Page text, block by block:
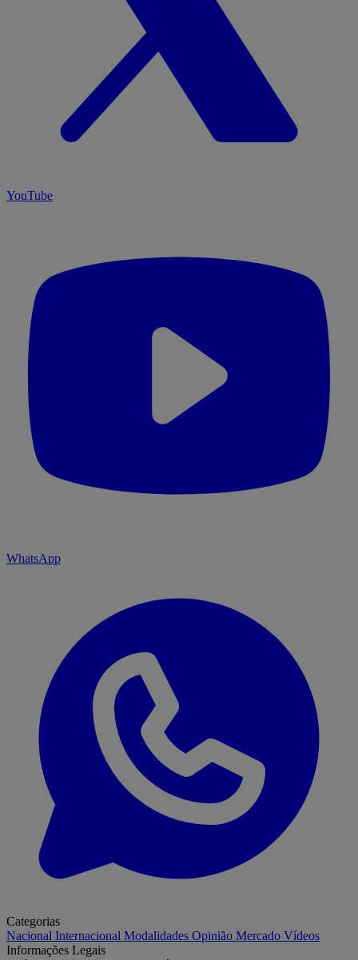
YouTube
WhatsApp
Categorias
Nacional Internacional Modalidades Opinião Mercado Vídeos
Informações Legais